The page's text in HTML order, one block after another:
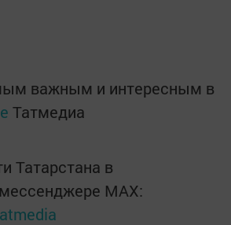
важным и интересным в
Татмедиа
Татарстана в
MАХ: